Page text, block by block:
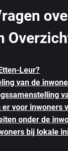
Leur?
van de
voor inwoners
onder de
bij lokale